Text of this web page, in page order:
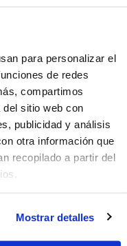
para personalizar el
de redes
compartimos
del sitio web con
publicidad y análisis
otra información que
recopilado a partir del
Mostrar detalles
un cabello
es esencial
de incluir
y minerales en
el pescado, las
a mantener